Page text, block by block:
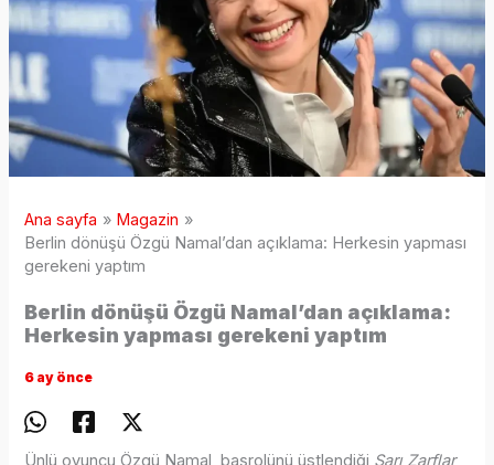
Ana sayfa
Magazin
Berlin dönüşü Özgü Namal’dan açıklama: Herkesin yapması
gerekeni yaptım
Berlin dönüşü Özgü Namal’dan açıklama:
Herkesin yapması gerekeni yaptım
6 ay önce
Ünlü oyuncu Özgü Namal, başrolünü üstlendiği Sarı Zarflar